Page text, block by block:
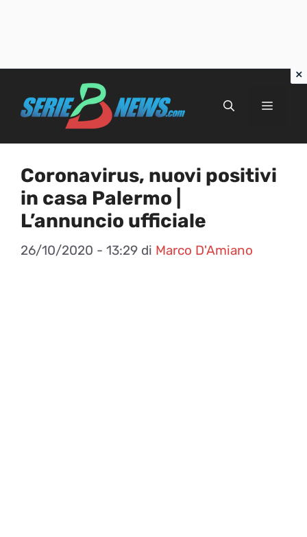
Menu
Coronavirus, nuovi positivi
in casa Palermo |
L’annuncio ufficiale
26/10/2020 - 13:29 di Marco D'Amiano